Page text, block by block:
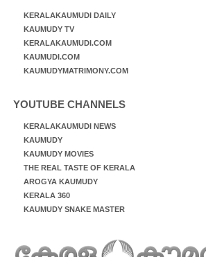
KERALAKAUMUDI DAILY
KAUMUDY TV
KERALAKAUMUDI.COM
KAUMUDI.COM
KAUMUDYMATRIMONY.COM
YOUTUBE CHANNELS
KERALAKAUMUDI NEWS
KAUMUDY
KAUMUDY MOVIES
THE REAL TASTE OF KERALA
AROGYA KAUMUDY
KERALA 360
KAUMUDY SNAKE MASTER